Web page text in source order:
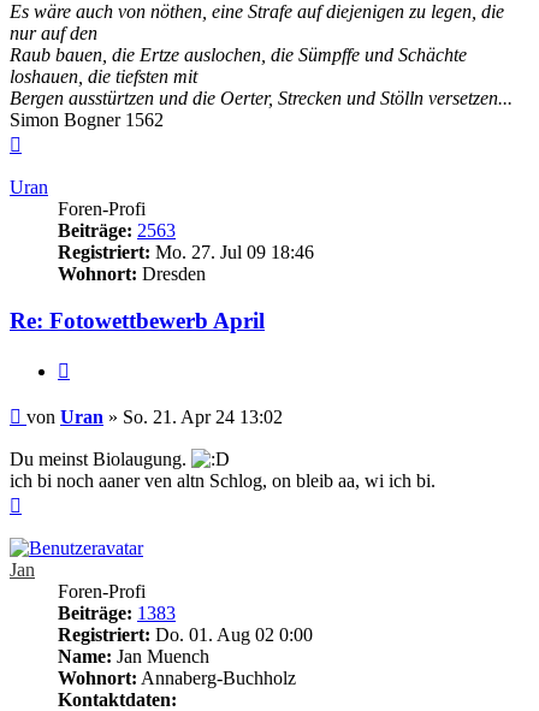
Es wäre auch von nöthen, eine Strafe auf diejenigen zu legen, die
nur auf den
Raub bauen, die Ertze auslochen, die Sümpffe und Schächte
loshauen, die tiefsten mit
Bergen ausstürtzen und die Oerter, Strecken und Stölln versetzen...
Simon Bogner 1562
Uran
Foren-Profi
Beiträge: 2563
Registriert: Mo. 27. Jul 09 18:46
Wohnort: Dresden
Re: Fotowettbewerb April
Beitrag
von Uran » So. 21. Apr 24 13:02
Du meinst Biolaugung.
ich bi noch aaner ven altn Schlog, on bleib aa, wi ich bi.
Jan
Foren-Profi
Beiträge: 1383
Registriert: Do. 01. Aug 02 0:00
Name: Jan Muench
Wohnort: Annaberg-Buchholz
Kontaktdaten: